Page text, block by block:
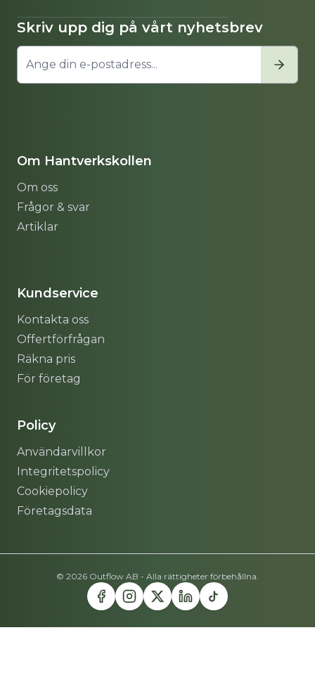
Skriv upp dig på vårt nyhetsbrev
Om Hantverkskollen
Om oss
Frågor & svar
Artiklar
Kundservice
Kontakta oss
Offertförfrågan
Räkna pris
För företag
Policy
Användarvillkor
Integritetspolicy
Cookiepolicy
Företagsdata
© 2026 Outflow AB - Alla rättigheter förbehållna.